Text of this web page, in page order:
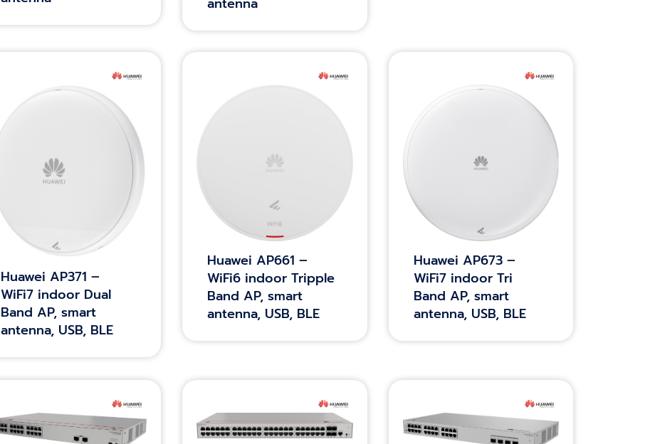
Huawei AP371 –
WiFi7 indoor Dual
Band AP, smart
antenna, USB, BLE
Huawei AP661 –
WiFi6 indoor Tripple
Band AP, smart
antenna, USB, BLE
Huawei AP673 –
WiFi7 indoor Tri
Band AP, smart
antenna, USB, BLE